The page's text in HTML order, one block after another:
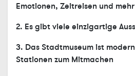
Emotionen, Zeitreisen und mehr
2. Es gibt viele einzigartige
3. Das Stadtmuseum ist
Stationen zum Mitmachen